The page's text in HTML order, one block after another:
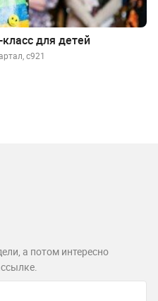
для детей
с921
а потом интересно